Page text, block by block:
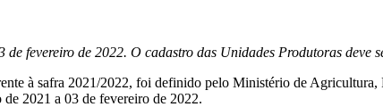
fevereiro de 2022. O cadastro das Unidades Produtoras
à safra 2021/2022, foi definido pelo Ministério de
de 2021 a 03 de fevereiro de 2022.